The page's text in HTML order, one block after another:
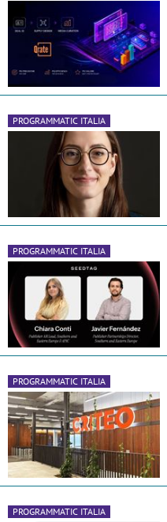
PROGRAMMATIC ITALIA
PROGRAMMATIC ITALIA
PROGRAMMATIC ITALIA
PROGRAMMATIC ITALIA